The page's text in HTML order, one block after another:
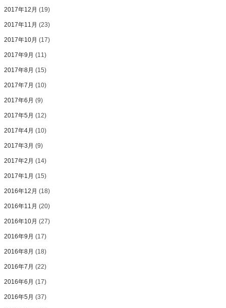
2017年12月 (19)
2017年11月 (23)
2017年10月 (17)
2017年9月 (11)
2017年8月 (15)
2017年7月 (10)
2017年6月 (9)
2017年5月 (12)
2017年4月 (10)
2017年3月 (9)
2017年2月 (14)
2017年1月 (15)
2016年12月 (18)
2016年11月 (20)
2016年10月 (27)
2016年9月 (17)
2016年8月 (18)
2016年7月 (22)
2016年6月 (17)
2016年5月 (37)